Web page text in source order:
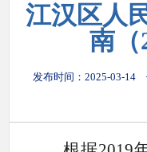
江汉区人
南（
发布时间：2025-03-14